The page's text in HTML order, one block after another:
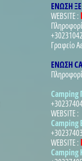
ΕΝΩΣΗ
WEBSITE :
Γραφείο
ΕΝΩΣΗ
Camping
WEBSITE :
Camping
WEBSITE :
Camping